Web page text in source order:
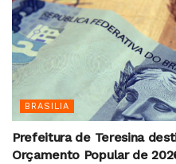
BRASILIA
Prefeitura de Teresina
Orçamento Popular de